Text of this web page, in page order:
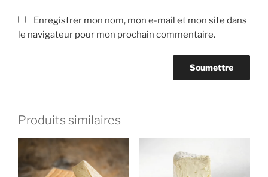
Enregistrer mon nom, mon e-mail et mon site dans
le navigateur pour mon prochain commentaire.
Produits similaires